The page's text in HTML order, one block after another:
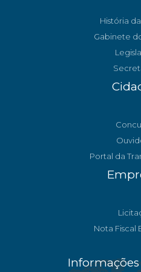
História
Gabinete
Portal da
Nota Fiscal